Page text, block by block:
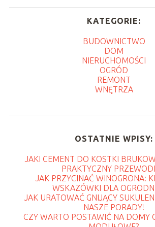
KATEGORIE:
BUDOWNICTWO
DOM
NIERUCHOMOŚCI
OGRÓD
REMONT
WNĘTRZA
OSTATNIE WPISY:
JAKI CEMENT DO KOSTKI
PRAKTYCZNY
JAK PRZYCINAĆ WINOGRONA:
WSKAZÓWKI DLA
JAK URATOWAĆ GNIJĄCY
NASZE PORADY!
CZY WARTO POSTAWIĆ NA DOMY